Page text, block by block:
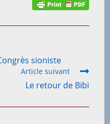
sioniste
Article suivant
Le retour de Bibi